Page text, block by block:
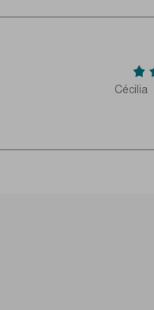
Cécilia